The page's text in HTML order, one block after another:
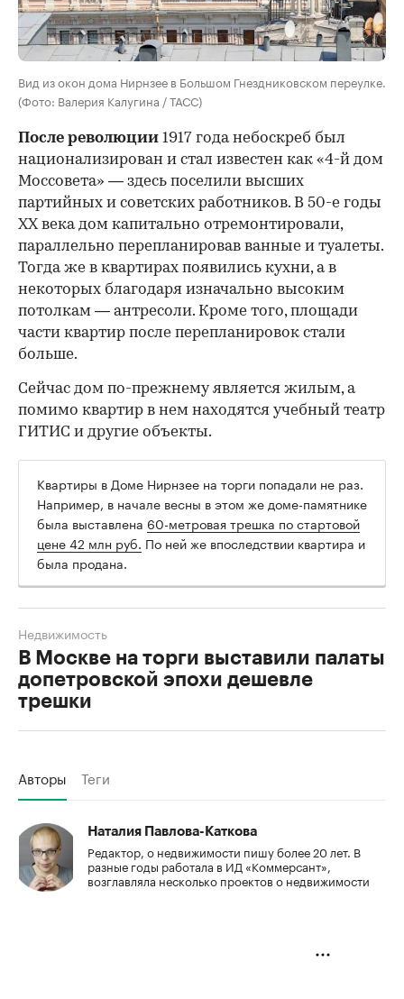
Вид из окон дома Нирнзее в Большом Гнездниковском переулке.
(Фото: Валерия Калугина / ТАСС)
После революции 1917 года небоскреб был
национализирован и стал известен как «4-й дом
Моссовета» — здесь поселили высших
партийных и советских работников. В 50-е годы
ХХ века дом капитально отремонтировали,
параллельно перепланировав ванные и туалеты.
Тогда же в квартирах появились кухни, а в
некоторых благодаря изначально высоким
потолкам — антресоли. Кроме того, площади
части квартир после перепланировок стали
больше.
Сейчас дом по-прежнему является жилым, а
помимо квартир в нем находятся учебный театр
ГИТИС и другие объекты.
Квартиры в Доме Нирнзее на торги попадали не раз.
Например, в начале весны в этом же доме-памятнике
была выставлена 60-метровая трешка по стартовой
цене 42 млн руб. По ней же впоследствии квартира и
была продана.
В Москве на торги выставили палаты
допетровской эпохи дешевле
трешки
Недвижимость
Авторы Теги
Наталия Павлова-Каткова
Редактор, о недвижимости пишу более 20 лет. В
разные годы работала в ИД «Коммерсант»,
возглавляла несколько проектов о недвижимости